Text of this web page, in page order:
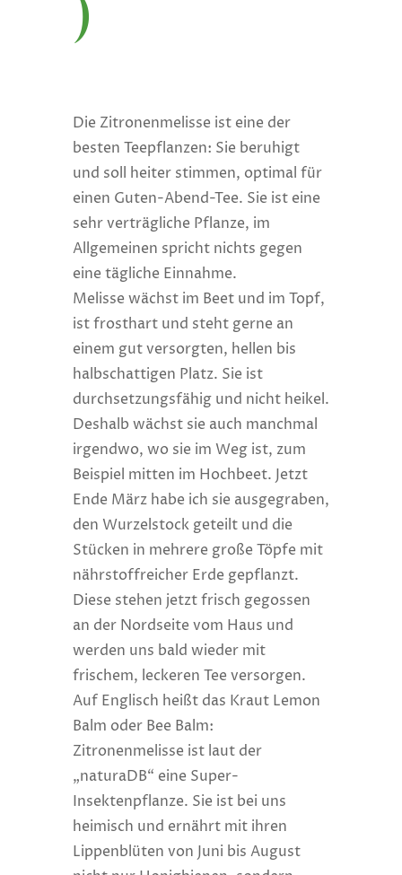
)
Die Zitronenmelisse ist eine der
besten Teepflanzen: Sie beruhigt
und soll heiter stimmen, optimal für
einen Guten-Abend-Tee. Sie ist eine
sehr verträgliche Pflanze, im
Allgemeinen spricht nichts gegen
eine tägliche Einnahme.
Melisse wächst im Beet und im Topf,
ist frosthart und steht gerne an
einem gut versorgten, hellen bis
halbschattigen Platz. Sie ist
durchsetzungsfähig und nicht heikel.
Deshalb wächst sie auch manchmal
irgendwo, wo sie im Weg ist, zum
Beispiel mitten im Hochbeet. Jetzt
Ende März habe ich sie ausgegraben,
den Wurzelstock geteilt und die
Stücken in mehrere große Töpfe mit
nährstoffreicher Erde gepflanzt.
Diese stehen jetzt frisch gegossen
an der Nordseite vom Haus und
werden uns bald wieder mit
frischem, leckeren Tee versorgen.
Auf Englisch heißt das Kraut Lemon
Balm oder Bee Balm:
Zitronenmelisse ist laut der
„naturaDB“ eine Super-
Insektenpflanze. Sie ist bei uns
heimisch und ernährt mit ihren
Lippenblüten von Juni bis August